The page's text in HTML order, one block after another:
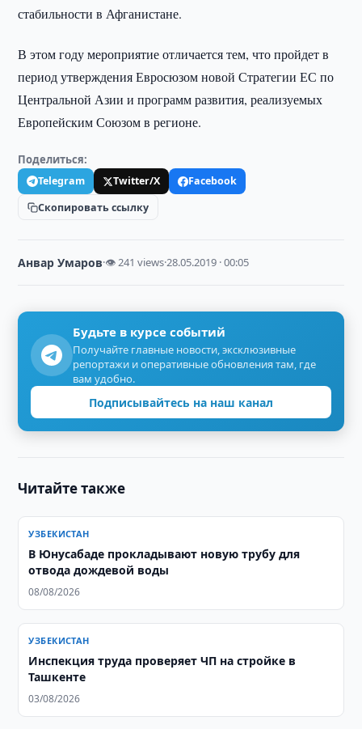
стабильности в Афганистане.
В этом году мероприятие отличается тем, что пройдет в
период утверждения Евросюзом новой Стратегии ЕС по
Центральной Азии и программ развития, реализуемых
Европейским Союзом в регионе.
Поделиться:
Telegram Twitter/X
Facebook
Скопировать ссылку
Анвар Умаров·👁 241 views·28.05.2019 · 00:05
Будьте в курсе событий
Получайте главные новости, эксклюзивные
репортажи и оперативные обновления там, где
вам удобно.
Подписывайтесь на наш канал
Читайте также
УЗБЕКИСТАН
В Юнусабаде прокладывают новую трубу для
отвода дождевой воды
08/08/2026
УЗБЕКИСТАН
Инспекция труда проверяет ЧП на стройке в
Ташкенте
03/08/2026